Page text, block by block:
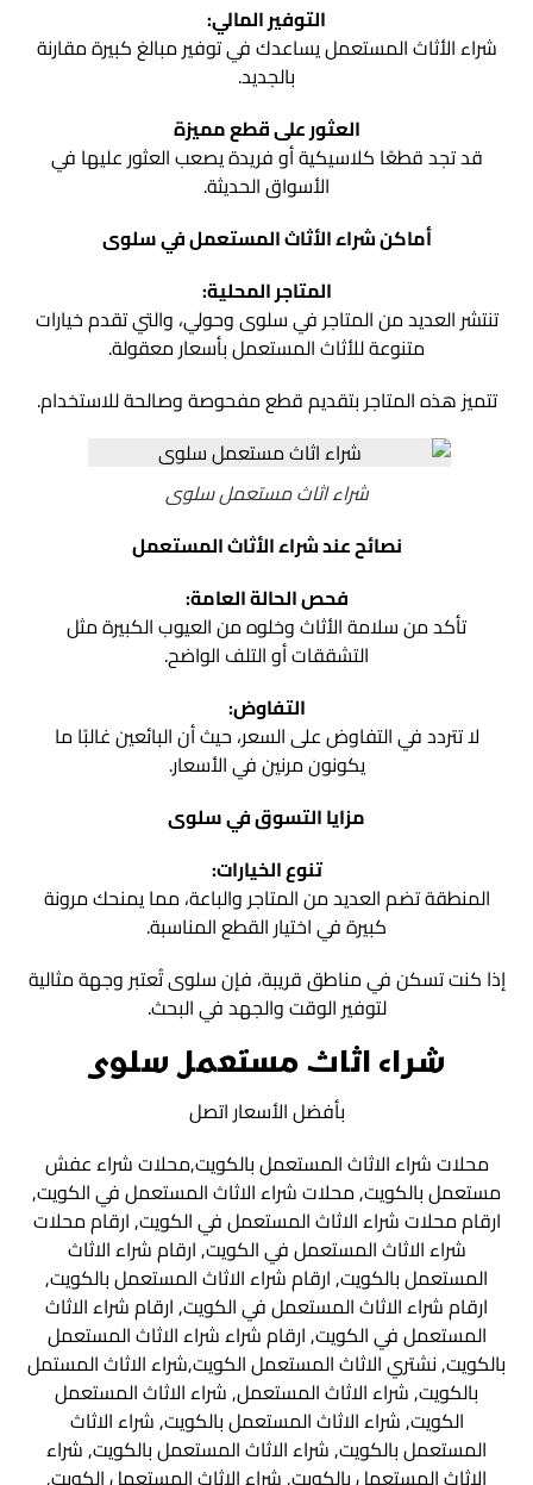
التوفير المالي:
شراء الأثاث المستعمل يساعدك في توفير مبالغ كبيرة مقارنة
بالجديد.
العثور على قطع مميزة
قد تجد قطعًا كلاسيكية أو فريدة يصعب العثور عليها في
الأسواق الحديثة.
أماكن شراء الأثاث المستعمل في سلوى
المتاجر المحلية:
تنتشر العديد من المتاجر في سلوى وحولي، والتي تقدم خيارات
متنوعة للأثاث المستعمل بأسعار معقولة.
تتميز هذه المتاجر بتقديم قطع مفحوصة وصالحة للاستخدام.
شراء اثاث مستعمل سلوى
نصائح عند شراء الأثاث المستعمل
فحص الحالة العامة:
تأكد من سلامة الأثاث وخلوه من العيوب الكبيرة مثل
التشققات أو التلف الواضح.
التفاوض:
لا تتردد في التفاوض على السعر، حيث أن البائعين غالبًا ما
يكونون مرنين في الأسعار.
مزايا التسوق في سلوى
تنوع الخيارات:
المنطقة تضم العديد من المتاجر والباعة، مما يمنحك مرونة
كبيرة في اختيار القطع المناسبة.
إذا كنت تسكن في مناطق قريبة، فإن سلوى تُعتبر وجهة مثالية
لتوفير الوقت والجهد في البحث.
شراء اثاث مستعمل سلوى
بأفضل الأسعار اتصل
محلات شراء الاثاث المستعمل بالكويت,محلات شراء عفش
مستعمل بالكويت, محلات شراء الاثاث المستعمل في الكويت,
ارقام محلات شراء الاثاث المستعمل في الكويت, ارقام محلات
شراء الاثاث المستعمل في الكويت, ارقام شراء الاثاث
المستعمل بالكويت, ارقام شراء الاثاث المستعمل بالكويت,
ارقام شراء الاثاث المستعمل في الكويت, ارقام شراء الاثاث
المستعمل في الكويت, ارقام شراء شراء الاثاث المستعمل
بالكويت, نشتري الاثاث المستعمل الكويت,شراء الاثاث المستمل
بالكويت, شراء الاثاث المستعمل, شراء الاثاث المستعمل
الكويت, شراء الاثاث المستعمل بالكويت, شراء الاثاث
المستعمل بالكويت, شراء الاثاث المستعمل بالكويت, شراء